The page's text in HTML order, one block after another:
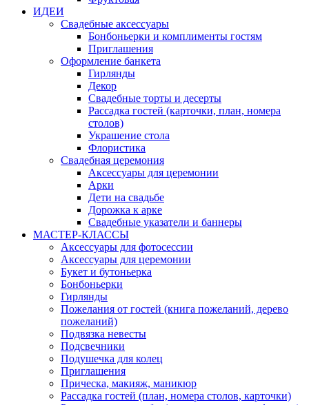
ИДЕИ
Свадебные аксессуары
Бонбоньерки и комплименты гостям
Приглашения
Оформление банкета
Гирлянды
Декор
Свадебные торты и десерты
Рассадка гостей (карточки, план, номера
столов)
Украшение стола
Флористика
Свадебная церемония
Аксессуары для церемонии
Арки
Дети на свадьбе
Дорожка к арке
Свадебные указатели и баннеры
МАСТЕР-КЛАССЫ
Аксессуары для фотосессии
Аксессуары для церемонии
Букет и бутоньерка
Бонбоньерки
Гирлянды
Пожелания от гостей (книга пожеланий, дерево
пожеланий)
Подвязка невесты
Подсвечники
Подушечка для колец
Приглашения
Прическа, макияж, маникюр
Рассадка гостей (план, номера столов, карточки)